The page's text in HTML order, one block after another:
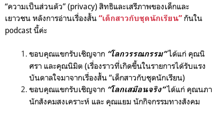
“ความเป็นส่วนตัว” (privacy) สิทธิและเสรีภาพของเด็กและ
เยาวชน หลังการอ่านเรื่องสั้น “เด็กสาวกับชุดนักเรียน” กันใน
podcast นี้ค่ะ
ขอบคุณแขกรับเชิญจาก “โลกวรรณกรรม”ได้แก่ คุณนิ
ศรา และคุณนิมิต (เรื่องราวที่เกิดขึ้นในรายการได้รับแรง
บันดาลใจมาจากเรื่องสั้น “เด็กสาวกับชุดนักเรียน)
ขอบคุณแขกรับเชิญจาก “โลกเสมือนจริง” ได้แก่ คุณนภา
นักสังคมสงเคราะห์ และ คุณแยม นักกิจกรรมทางสังคม